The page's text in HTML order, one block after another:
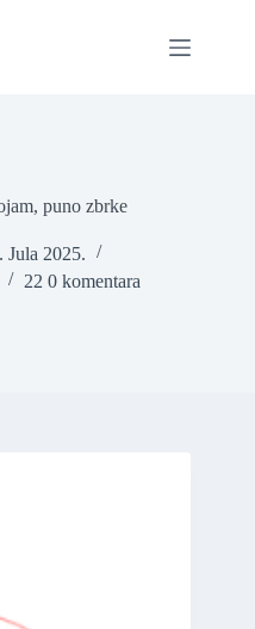
puno zbrke
Jula 2025.
22 0 komentara